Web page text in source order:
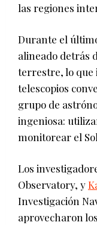
las regiones
Durante el
alineado detrás
terrestre, lo que
telescopios
grupo de
ingeniosa:
monitorear el
Los
Observatory, y
Investigación
aprovecharon